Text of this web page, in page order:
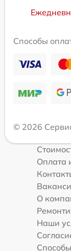
Способы
© 2026
Оплата
О
Наши